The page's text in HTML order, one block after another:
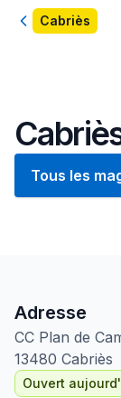
RetourCabriès
Tous les
Adresse
CC Plan de
13480 Cabriès
Ouvert